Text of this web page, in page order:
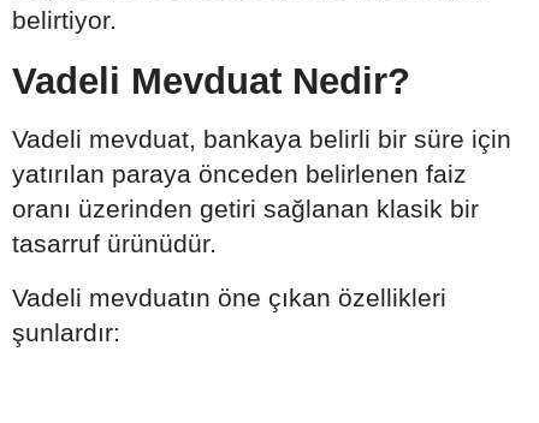
belirtiyor.
Vadeli Mevduat Nedir?
Vadeli mevduat, bankaya belirli bir süre için
yatırılan paraya önceden belirlenen faiz
oranı üzerinden getiri sağlanan klasik bir
tasarruf ürünüdür.
Vadeli mevduatın öne çıkan özellikleri
şunlardır: